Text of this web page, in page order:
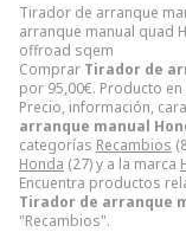
Tirador de arranque
arranque manual quad
offroad sqem
Comprar Tirador de
por 95,00€. Producto
Precio, información,
arranque manual
categorías Recambios
Honda (27) y a la marca
Encuentra productos
Tirador de arranque
"Recambios".